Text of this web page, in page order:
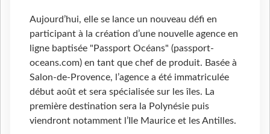
Aujourd’hui, elle se lance un nouveau défi en
participant à la création d’une nouvelle agence en
ligne baptisée "Passport Océans" (passport-
oceans.com) en tant que chef de produit. Basée à
Salon-de-Provence, l’agence a été immatriculée
début août et sera spécialisée sur les îles. La
première destination sera la Polynésie puis
viendront notamment l’Ile Maurice et les Antilles.